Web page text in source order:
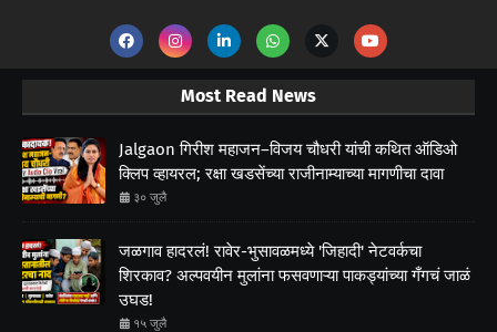
Most Read News
Jalgaon गिरीश महाजन–विजय चौधरी यांची कथित ऑडिओ
क्लिप व्हायरल; रक्षा खडसेंच्या राजीनाम्याच्या मागणीचा दावा
३० जुलै
जळगाव हादरलं! रावेर-भुसावळमध्ये 'जिहादी' नेटवर्कचा
शिरकाव? अल्पवयीन मुलांना फसवणाऱ्या पाकड्यांच्या गँगचं जाळं
उघड!
१५ जुलै